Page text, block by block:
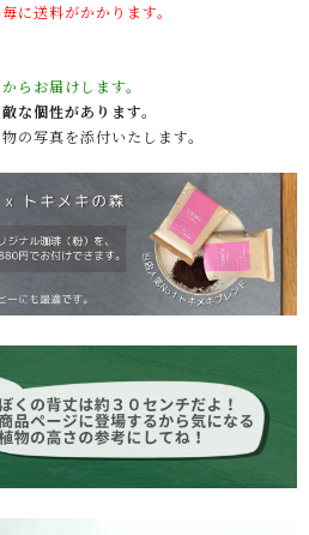
に送料がかかります。
らお届けします。
な個性があります。
の写真を添付いたします。